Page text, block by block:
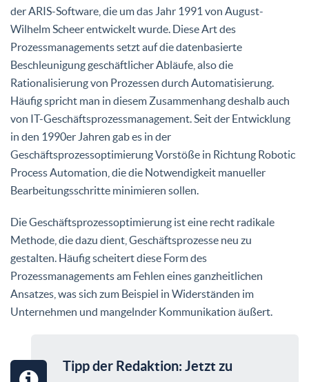
der ARIS-Software, die um das Jahr 1991 von August-
Wilhelm Scheer entwickelt wurde. Diese Art des
Prozessmanagements setzt auf die datenbasierte
Beschleunigung geschäftlicher Abläufe, also die
Rationalisierung von Prozessen durch Automatisierung.
Häufig spricht man in diesem Zusammenhang deshalb auch
von IT-Geschäftsprozessmanagement. Seit der Entwicklung
in den 1990er Jahren gab es in der
Geschäftsprozessoptimierung Vorstöße in Richtung Robotic
Process Automation, die die Notwendigkeit manueller
Bearbeitungsschritte minimieren sollen.
Die Geschäftsprozessoptimierung ist eine recht radikale
Methode, die dazu dient, Geschäftsprozesse neu zu
gestalten. Häufig scheitert diese Form des
Prozessmanagements am Fehlen eines ganzheitlichen
Ansatzes, was sich zum Beispiel in Widerständen im
Unternehmen und mangelnder Kommunikation äußert.
Tipp der Redaktion: Jetzt zu